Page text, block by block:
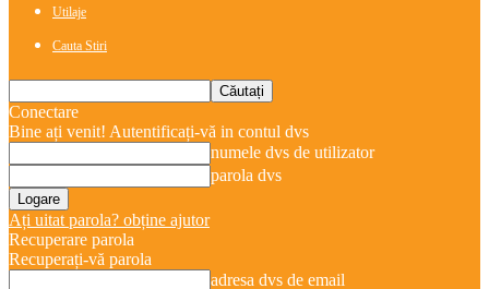
Utilaje
Cauta Stiri
Conectare
Bine ați venit! Autentificați-vă in contul dvs
numele dvs de utilizator
parola dvs
Ați uitat parola? obține ajutor
Recuperare parola
Recuperați-vă parola
adresa dvs de email